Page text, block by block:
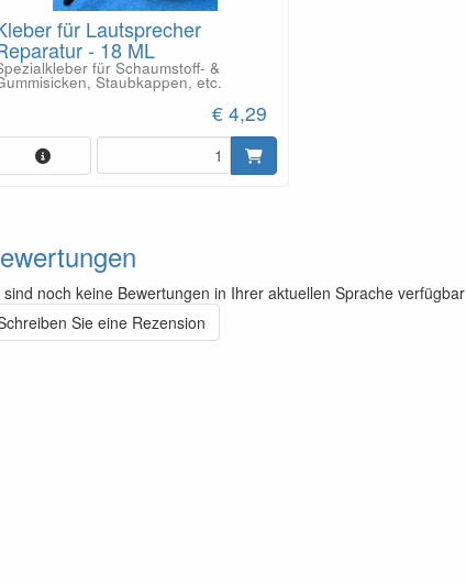
für Lautsprecher
- 18 ML
für Schaumstoff- &
Staubkappen, etc.
€ 4,29
sind noch keine Bewertungen in Ihrer aktuellen Sprache verfügbar
Sie eine Rezension